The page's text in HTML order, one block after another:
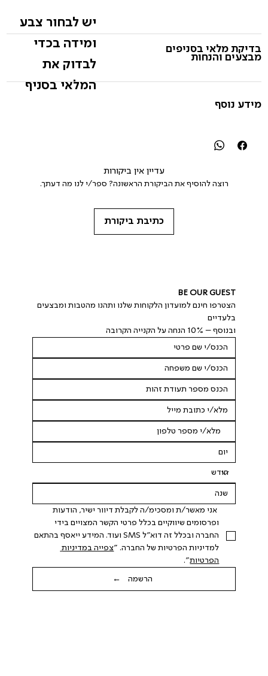
יש לבחור צבע
ומידה בכדי
לבדוק את
המלאי בסניף
בדיקת מלאי בסניפים
מבצעים והנחות
מידע נוסף
עדיין אין ביקורות
רוצה להוסיף את הביקורת הראשונה? ספר/י לנו מה דעתך.
כתיבת ביקורת
BE OUR GUEST
הצטרפו חינם למועדון הלקוחות שלנו ותהנו מהטבות ומבצעים
בלעדיים
ובנוסף – 10% הנחה על הקנייה הקרובה
אני מאשר/ת ומסכימ/ה לקבלת דיוור ישיר, הודעות
החברה ובכלל זה דוא"ל SMS ועוד. המידע ייאסף בהתאם
למדיניות הפרטיות של החברה. "
צפייה במדיניות
הפרטיות".
הרשמה ←